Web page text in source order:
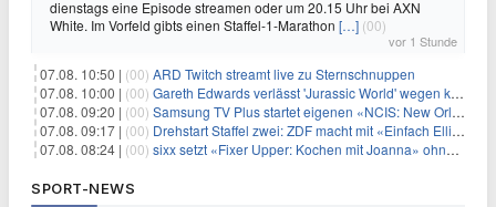
dienstags eine Episode streamen oder um 20.15 Uhr bei AXN
White. Im Vorfeld gibts einen Staffel-1-Marathon […] (00)
vor 1 Stunde
07.08. 10:50 | (00) ARD Twitch streamt live zu Sternschnuppen
07.08. 10:00 | (00) Gareth Edwards verlässt 'Jurassic World' wegen kreativer Differenzen
07.08. 09:20 | (00) Samsung TV Plus startet eigenen «NCIS: New Orleans»-Sender
07.08. 09:17 | (00) Drehstart Staffel zwei: ZDF macht mit «Einfach Elli» weiter
07.08. 08:24 | (00) sixx setzt «Fixer Upper: Kochen mit Joanna» ohne Pause fort
SPORT-NEWS